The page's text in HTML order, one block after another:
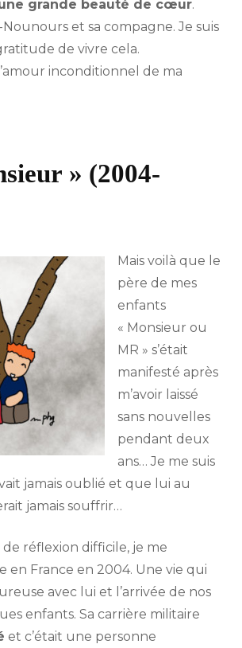
grande beauté de cœur.
Nounours et sa compagne. Je suis
de vivre cela.
inconditionnel de ma
» (2004-
Mais voilà que le
père de mes
enfants
« Monsieur ou
MR » s’était
manifesté après
m’avoir laissé
sans nouvelles
pendant deux
ans… Je me suis
jamais oublié et que lui au
jamais souffrir…
de réflexion difficile, je me
en France en 2004. Une vie qui
avec lui et l’arrivée de nos
enfants. Sa carrière militaire
et c’était une personne